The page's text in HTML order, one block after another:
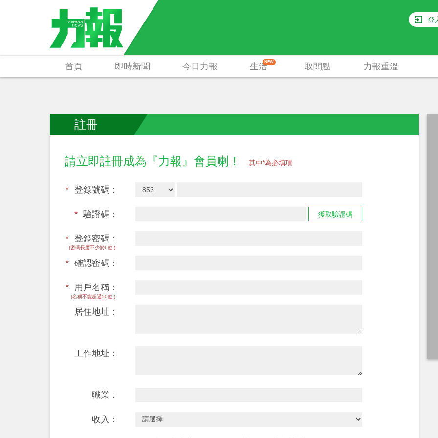
登
首頁 即時新聞 今日力報 生活NEW 取閱點 力報重溫
註冊
請立即註冊成為『力報』會員喇！ 其中*為必填項
* 登錄號碼：
* 驗證碼： 獲取驗證碼
* 登錄密碼：
(密碼長度不少於6位 )
* 確認密碼：
* 用戶名稱：
(名稱不能超過50位 )
居住地址：
工作地址：
職業：
收入：